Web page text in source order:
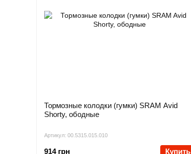
Артикул: 00.5315.015.010
Тормозные колодки (гумки) SRAM Avid
Shorty, ободные
914 грн Купить